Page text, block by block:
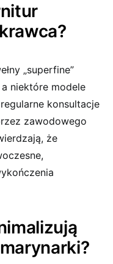
„superfine”
niektóre modele
konsultacje
zawodowego
że